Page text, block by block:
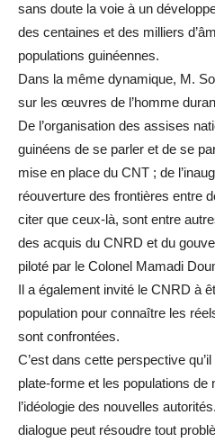
sans doute la voie à un
des centaines et des milliers
populations guinéennes.
Dans la même dynamique, M.
sur les œuvres de l’homme
De l’organisation des assises
guinéens de se parler et de se
mise en place du CNT ; de
réouverture des frontières entre
citer que ceux-là, sont entre
des acquis du CNRD et du
piloté par le Colonel Mamadi
Il a également invité le CNRD à
population pour connaître les
sont confrontées.
C’est dans cette perspective
plate-forme et les populations de
l’idéologie des nouvelles
dialogue peut résoudre tout